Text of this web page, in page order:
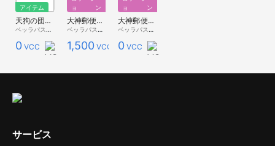
アイテム
天狗の団扇（ヤツデの葉）
0 VCC
ョン
大神郵便局（有料版）
1,500 VCC
ョン
大神郵便局（無料版）
0 VCC
サービス